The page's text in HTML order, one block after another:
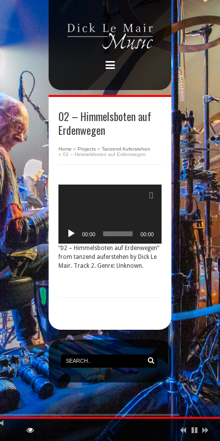
02 – Himmelsboten auf
Erdenwegen
Home » Projects » Tanzend Auferstehen
» 02 – Himmelsboten auf Erdenwegen
00:00 00:00
“02 – Himmelsboten auf Erdenwegen”
from tanzend auferstehen by Dick Le
Mair. Track 2. Genre: Unknown.